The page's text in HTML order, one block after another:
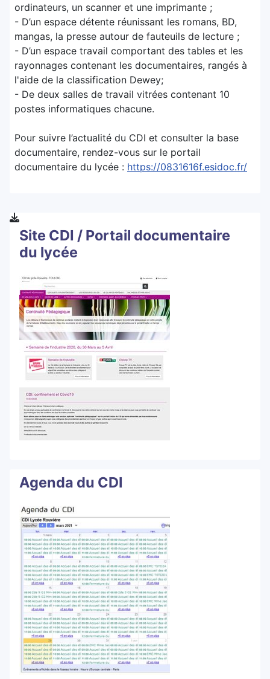
ordinateurs, un scanner et une imprimante ;
- D’un espace détente réunissant les romans, BD,
mangas, la presse autour de fauteuils de lecture ;
- D’un espace travail comportant des tables et les
rayonnages contenant les documentaires, rangés à
l'aide de la classification Dewey;
- De deux salles de travail vitrées contenant 10
postes informatiques chacune.
Pour suivre l’actualité du CDI et consulter la base
documentaire, rendez-vous sur le portail
documentaire du lycée : https://0831616f.esidoc.fr/
Site CDI / Portail documentaire
du lycée
Agenda du CDI